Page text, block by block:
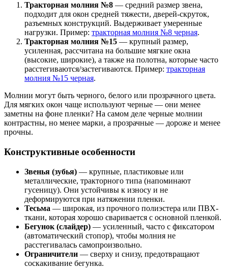
Тракторная молния №8 — средний размер звена,
подходит для окон средней тяжести, дверей-скруток,
разъемных конструкций. Выдерживает умеренные
нагрузки. Пример: тракторная молния №8 черная.
Тракторная молния №15 — крупный размер,
усиленная, рассчитана на большие мягкие окна
(высокие, широкие), а также на полотна, которые часто
расстегиваются/застегиваются. Пример: тракторная
молния №15 черная.
Молнии могут быть черного, белого или прозрачного цвета.
Для мягких окон чаще используют черные — они менее
заметны на фоне пленки? На самом деле черные молнии
контрастны, но менее марки, а прозрачные — дороже и менее
прочны.
Конструктивные особенности
Звенья (зубья) — крупные, пластиковые или
металлические, тракторного типа (напоминают
гусеницу). Они устойчивы к износу и не
деформируются при натяжении пленки.
Тесьма — широкая, из прочного полиэстера или ПВХ-
ткани, которая хорошо сваривается с основной пленкой.
Бегунок (слайдер) — усиленный, часто с фиксатором
(автоматический стопор), чтобы молния не
расстегивалась самопроизвольно.
Ограничители — сверху и снизу, предотвращают
соскакивание бегунка.